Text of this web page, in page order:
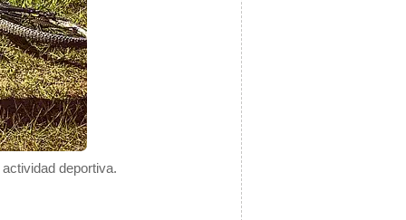
deportiva.